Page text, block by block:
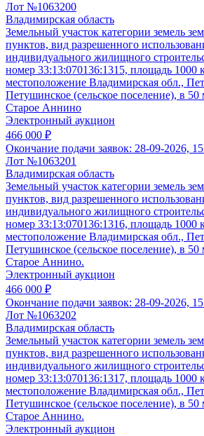
Лот №1063200
Владимирская область
Земельный участок категории земель
пунктов, вид разрешенного
индивидуального жилищного
номер 33:13:070136:1315, площадь 1000
местоположение Владимирская обл.,
Петушинское (сельское поселение), в 50
Старое Аннино
Электронный аукцион
466 000 ₽
Окончание подачи заявок: 28-09-2026,
Лот №1063201
Владимирская область
Земельный участок категории земель
пунктов, вид разрешенного
индивидуального жилищного
номер 33:13:070136:1316, площадь 1000
местоположение Владимирская обл.,
Петушинское (сельское поселение), в 50
Старое Аннино.
Электронный аукцион
466 000 ₽
Окончание подачи заявок: 28-09-2026,
Лот №1063202
Владимирская область
Земельный участок категории земель
пунктов, вид разрешенного
индивидуального жилищного
номер 33:13:070136:1317, площадь 1000
местоположение Владимирская обл.,
Петушинское (сельское поселение), в 50
Старое Аннино.
Электронный аукцион